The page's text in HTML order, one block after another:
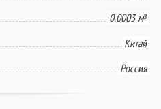
0.0003 м³
Китай
Россия